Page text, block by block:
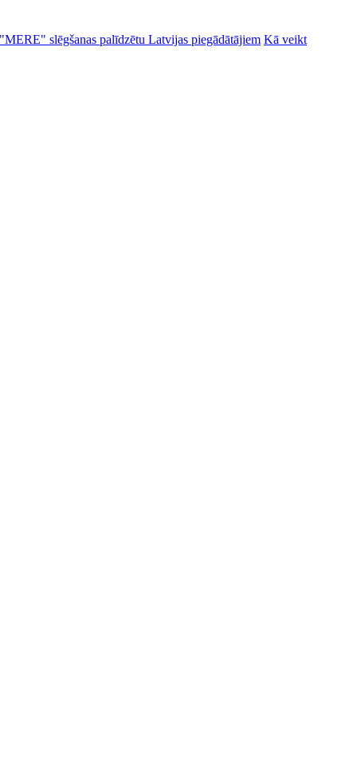
slēgšanas palīdzētu Latvijas piegādātājiem Kā veikt